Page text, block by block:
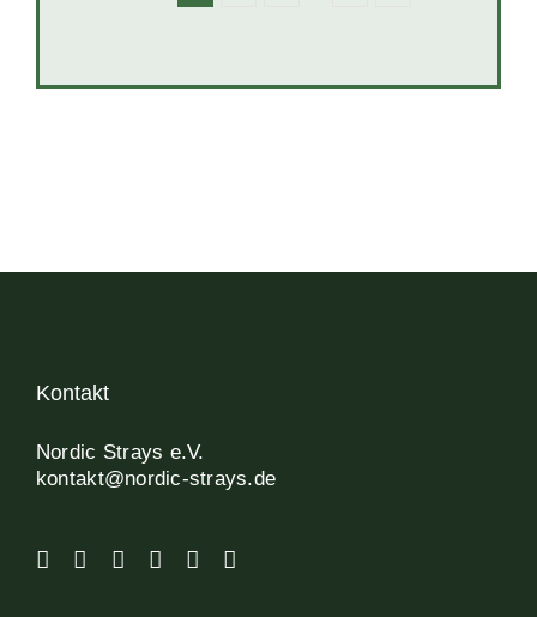
Kontakt
Nordic Strays e.V.
kontakt@nordic-strays.de